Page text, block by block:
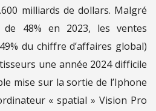
milliards de dollars. Malgré
48% en 2023, les ventes
du chiffre d’affaires global)
une année 2024 difficile
mise sur la sortie de l’Iphone
« spatial » Vision Pro